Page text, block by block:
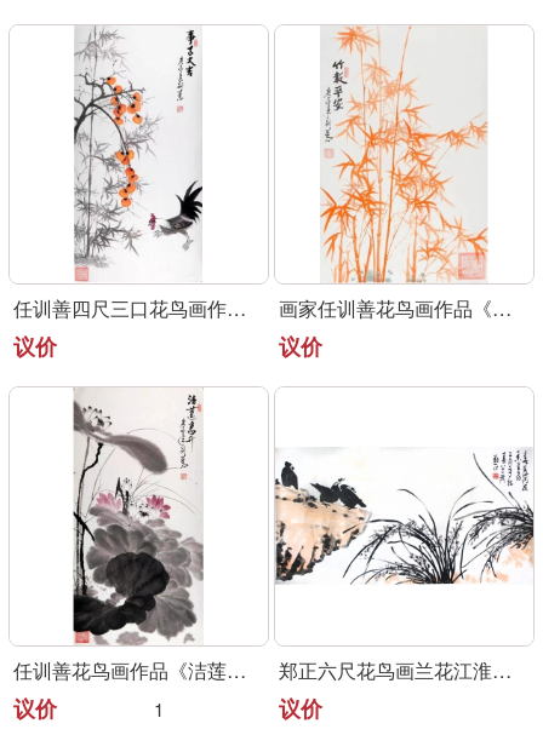
任训善四尺三口花鸟画作品《事事大吉》
议价
画家任训善花鸟画作品《竹报平安》
议价
任训善花鸟画作品《洁莲高升》
议价 1
郑正六尺花鸟画兰花江淮大写意代表
议价